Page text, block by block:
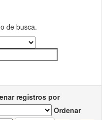
de busca.
registros por
Ordenar